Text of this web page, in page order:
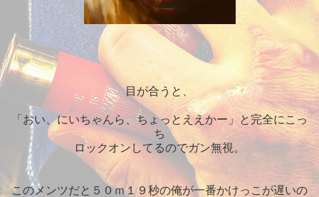
目が合うと、
「おい、にいちゃんら、ちょっとええかー」と完全にこっ
ち
ロックオンしてるのでガン無視。
このメンツだと５０ｍ１９秒の俺が一番かけっこが遅いの